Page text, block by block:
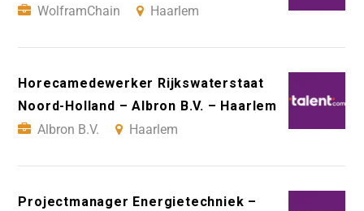
WolframChain
Haarlem
Horecamedewerker Rijkswaterstaat
Noord-Holland – Albron B.V. – Haarlem
Albron B.V.
Haarlem
Projectmanager Energietechniek –